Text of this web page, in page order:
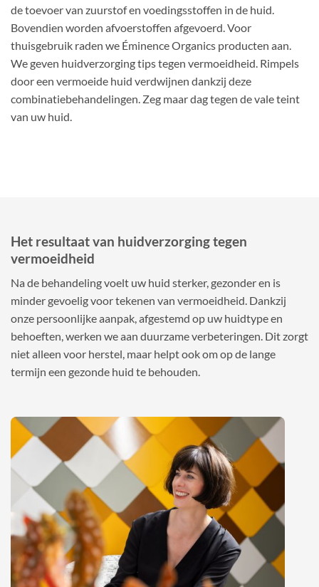
de toevoer van zuurstof en voedingsstoffen in de huid.
Bovendien worden afvoerstoffen afgevoerd. Voor
thuisgebruik raden we Éminence Organics producten aan.
We geven huidverzorging tips tegen vermoeidheid. Rimpels
door een vermoeide huid verdwijnen dankzij deze
combinatiebehandelingen. Zeg maar dag tegen de vale teint
van uw huid.
Het resultaat van huidverzorging tegen
vermoeidheid
Na de behandeling voelt uw huid sterker, gezonder en is
minder gevoelig voor tekenen van vermoeidheid. Dankzij
onze persoonlijke aanpak, afgestemd op uw huidtype en
behoeften, werken we aan duurzame verbeteringen. Dit zorgt
niet alleen voor herstel, maar helpt ook om op de lange
termijn een gezonde huid te behouden.